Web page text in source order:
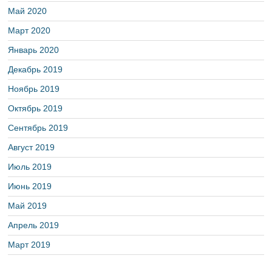
Май 2020
Март 2020
Январь 2020
Декабрь 2019
Ноябрь 2019
Октябрь 2019
Сентябрь 2019
Август 2019
Июль 2019
Июнь 2019
Май 2019
Апрель 2019
Март 2019